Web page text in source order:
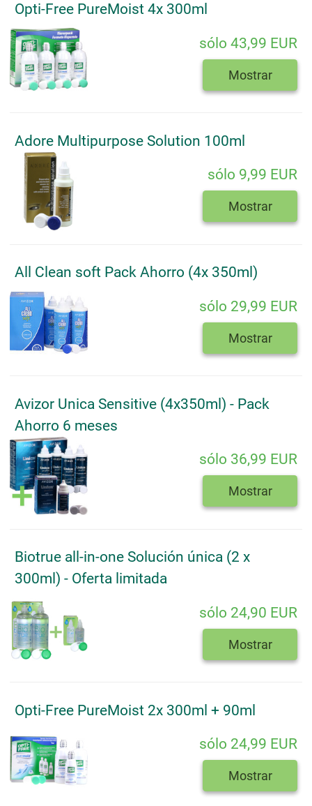
Opti-Free PureMoist 4x 300ml
sólo 43,99 EUR
Mostrar
Adore Multipurpose Solution 100ml
sólo 9,99 EUR
Mostrar
All Clean soft Pack Ahorro (4x 350ml)
sólo 29,99 EUR
Mostrar
Avizor Unica Sensitive (4x350ml) - Pack
Ahorro 6 meses
sólo 36,99 EUR
Mostrar
Biotrue all-in-one Solución única (2 x
300ml) - Oferta limitada
sólo 24,90 EUR
Mostrar
Opti-Free PureMoist 2x 300ml + 90ml
sólo 24,99 EUR
Mostrar